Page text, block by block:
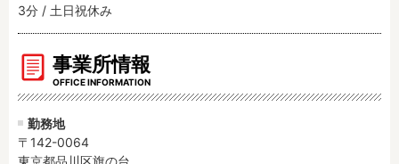
3分 / 土日祝休み
事業所情報
OFFICE INFORMATION
勤務地
〒142-0064
東京都品川区旗の台